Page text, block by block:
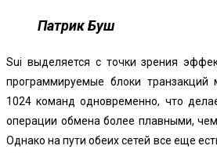
Патрик Буш
Sui выделяется с точки зрения
программируемые блоки транзакций
1024 команд одновременно, что
операции обмена более плавными,
Однако на пути обеих сетей все еще